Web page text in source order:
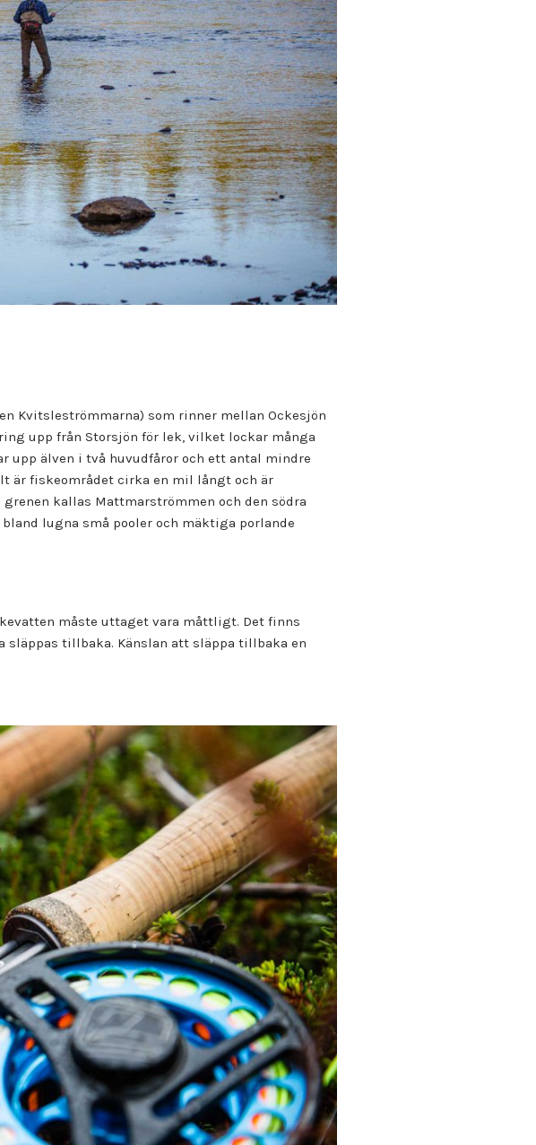
Kvitsleströmmarna) som rinner mellan Ockesjön
upp från Storsjön för lek, vilket lockar många
upp älven i två huvudfåror och ett antal mindre
är fiskeområdet cirka en mil långt och är
kallas Mattmarströmmen och den södra
lugna små pooler och mäktiga porlande
måste uttaget vara måttligt. Det finns
tillbaka. Känslan att släppa tillbaka en